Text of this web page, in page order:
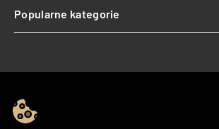
Popularne kategorie